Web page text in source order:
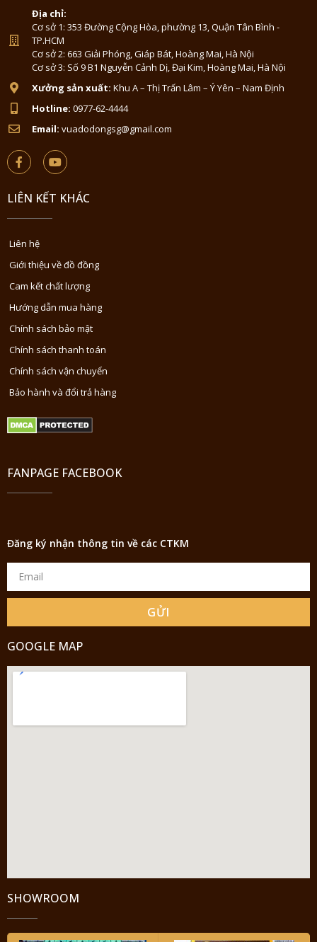
Địa chỉ:
Cơ sở 1: 353 Đường Cộng Hòa, phường 13, Quận Tân Bình -
TP.HCM
Cơ sở 2: 663 Giải Phóng, Giáp Bát, Hoàng Mai, Hà Nội
Cơ sở 3: Số 9 B1 Nguyễn Cảnh Dị, Đại Kim, Hoàng Mai, Hà Nội
Xưởng sản xuất: Khu A – Thị Trấn Lâm – Ý Yên – Nam Định
Hotline: 0977-62-4444
Email: vuadodongsg@gmail.com
LIÊN KẾT KHÁC
Liên hệ
Giới thiệu về đồ đồng
Cam kết chất lượng
Hướng dẫn mua hàng
Chính sách bảo mật
Chính sách thanh toán
Chính sách vận chuyển
Bảo hành và đổi trả hàng
FANPAGE FACEBOOK
Đăng ký nhận thông tin về các CTKM
GỬI
GOOGLE MAP
SHOWROOM